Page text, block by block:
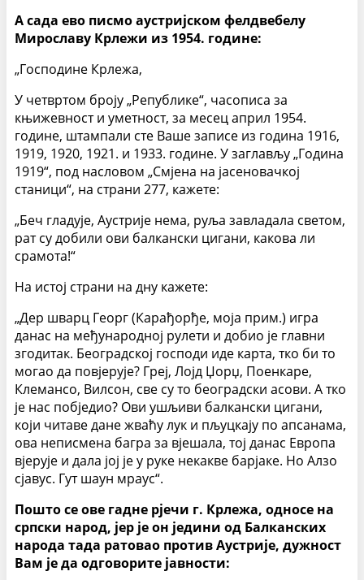
А сада ево писмо аустријском фелдвебелу
Мирославу Крлежи из 1954. године:
„Господине Крлежа,
У четвртом броју „Републике“, часописа за
књижевност и уметност, за месец април 1954.
године, штампали сте Ваше записе из година 1916,
1919, 1920, 1921. и 1933. године. У заглављу „Година
1919“, под насловом „Смјена на јасеновачкој
станици“, на страни 277, кажете:
„Беч гладује, Аустрије нема, руља завладала светом,
рат су добили ови балкански цигани, какова ли
срамота!“
На истој страни на дну кажете:
„Дер шварц Георг (Карађорђе, моја прим.) игра
данас на међународној рулети и добио је главни
згодитак. Београдској господи иде карта, тко би то
могао да повјерује? Греј, Лојд Џорџ, Поенкаре,
Клемансо, Вилсон, све су то београдски асови. А тко
је нас побједио? Ови ушљиви балкански цигани,
који читаве дане жваћу лук и пљуцкају по апсанама,
ова неписмена багра за вјешала, тој данас Европа
вјерује и дала јој је у руке некакве барјаке. Но Алзо
сјавус. Гут шаун мраус“.
Пошто се ове гадне рјечи г. Крлежа, односе на
српски народ, јер је он једини од Балканских
народа тада ратовао против Аустрије, дужност
Вам је да одговорите јавности: